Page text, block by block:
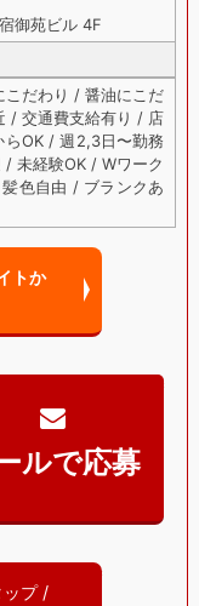
御苑ビル 4F
だわり / 醤油にこだ
/ 交通費支給有り / 店
OK / 週2,3日〜勤務
未経験OK / Wワーク
色自由 / ブランクあ
トか
ップ /